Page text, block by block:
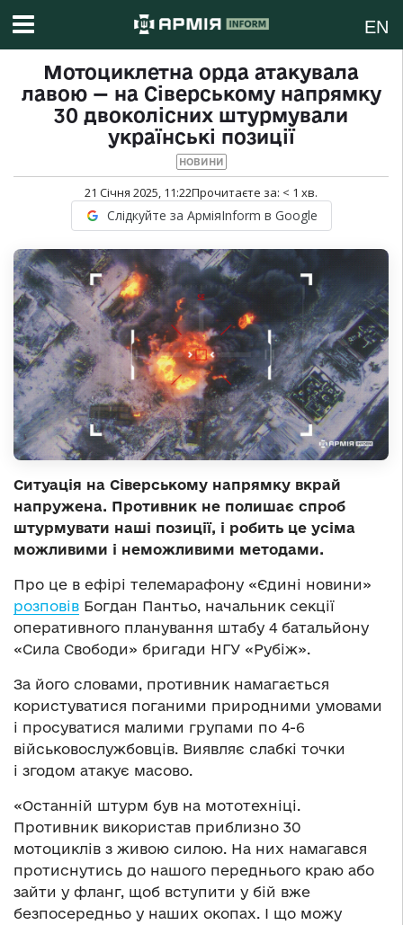
EN
Мотоциклетна орда атакувала
лавою — на Сіверському напрямку
30 двоколісних штурмували
українські позиції
НОВИНИ
21 Січня 2025, 11:22Прочитаєте за: < 1 хв.
Слідкуйте за АрміяInform в Google
Ситуація на Сіверському напрямку вкрай
напружена. Противник не полишає спроб
штурмувати наші позиції, і робить це усіма
можливими і неможливими методами.
Про це в ефірі телемарафону «Єдині новини»
розповів Богдан Пантьо, начальник секції
оперативного планування штабу 4 батальйону
«Сила Свободи» бригади НГУ «Рубіж».
За його словами, противник намагається
користуватися поганими природними умовами
і просуватися малими групами по 4-6
військовослужбовців. Виявляє слабкі точки
і згодом атакує масово.
«Останній штурм був на мототехніці.
Противник використав приблизно 30
мотоциклів з живою силою. На них намагався
протиснутись до нашого переднього краю або
зайти у фланг, щоб вступити у бій вже
безпосередньо у наших окопах. І що можу